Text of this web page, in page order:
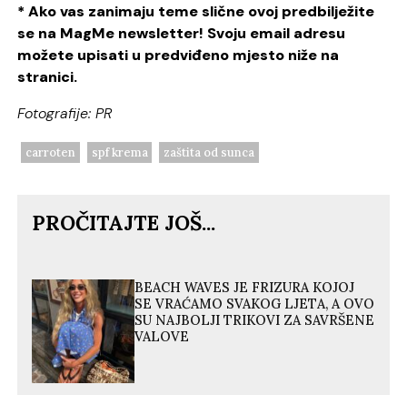
* Ako vas zanimaju teme slične ovoj predbilježite
se na MagMe newsletter! Svoju email adresu
možete upisati u predviđeno mjesto niže na
stranici.
Fotografije: PR
carroten spf krema zaštita od sunca
PROČITAJTE JOŠ...
BEACH WAVES JE FRIZURA KOJOJ
SE VRAĆAMO SVAKOG LJETA, A OVO
SU NAJBOLJI TRIKOVI ZA SAVRŠENE
VALOVE